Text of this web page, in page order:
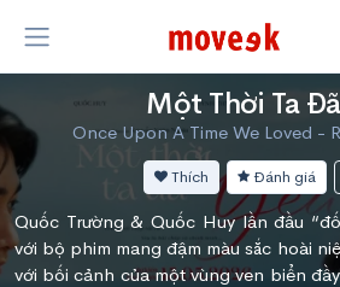
Một Thời Ta
Once Upon A Time We Loved -
Thích Đánh giá
Quốc Trường & Quốc Huy lần đầu
với bộ phim mang đậm màu sắc hoài
với bối cảnh của một vùng ven biển